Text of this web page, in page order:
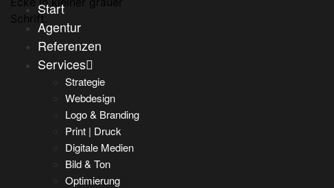
Start
Agentur
Referenzen
Services
Strategie
Webdesign
Logo & Branding
Print | Druck
Digitale Medien
Bild & Ton
Optimierung